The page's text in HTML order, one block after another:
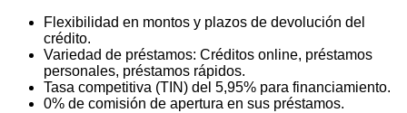
Flexibilidad en montos y plazos de devolución del
crédito.
Variedad de préstamos: Créditos online, préstamos
personales, préstamos rápidos.
Tasa competitiva (TIN) del 5,95% para financiamiento.
0% de comisión de apertura en sus préstamos.